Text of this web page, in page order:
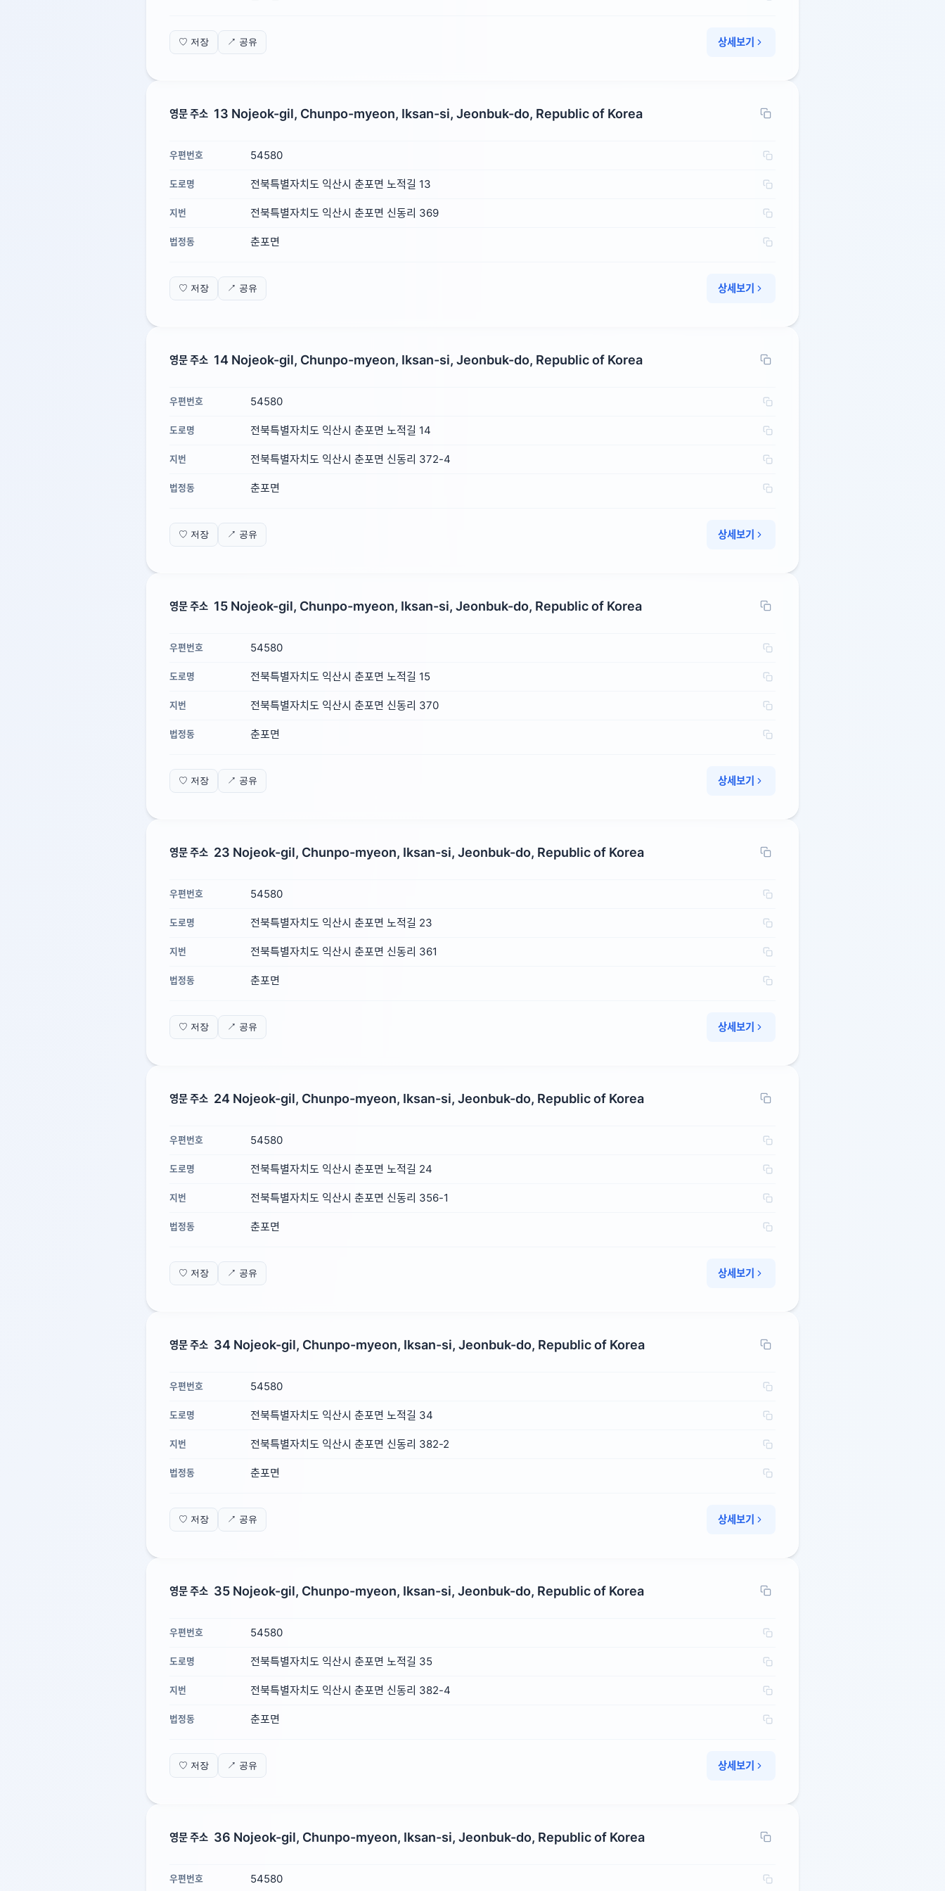
♡ 저장 ↗ 공유 상세보기
영문 주소 13 Nojeok-gil, Chunpo-myeon, Iksan-si, Jeonbuk-do, Republic of Korea
우편번호 54580
도로명 전북특별자치도 익산시 춘포면 노적길 13
지번 전북특별자치도 익산시 춘포면 신동리 369
법정동 춘포면
♡ 저장 ↗ 공유 상세보기
영문 주소 14 Nojeok-gil, Chunpo-myeon, Iksan-si, Jeonbuk-do, Republic of Korea
우편번호 54580
도로명 전북특별자치도 익산시 춘포면 노적길 14
지번 전북특별자치도 익산시 춘포면 신동리 372-4
법정동 춘포면
♡ 저장 ↗ 공유 상세보기
영문 주소 15 Nojeok-gil, Chunpo-myeon, Iksan-si, Jeonbuk-do, Republic of Korea
우편번호 54580
도로명 전북특별자치도 익산시 춘포면 노적길 15
지번 전북특별자치도 익산시 춘포면 신동리 370
법정동 춘포면
♡ 저장 ↗ 공유 상세보기
영문 주소 23 Nojeok-gil, Chunpo-myeon, Iksan-si, Jeonbuk-do, Republic of Korea
우편번호 54580
도로명 전북특별자치도 익산시 춘포면 노적길 23
지번 전북특별자치도 익산시 춘포면 신동리 361
법정동 춘포면
♡ 저장 ↗ 공유 상세보기
영문 주소 24 Nojeok-gil, Chunpo-myeon, Iksan-si, Jeonbuk-do, Republic of Korea
우편번호 54580
도로명 전북특별자치도 익산시 춘포면 노적길 24
지번 전북특별자치도 익산시 춘포면 신동리 356-1
법정동 춘포면
♡ 저장 ↗ 공유 상세보기
영문 주소 34 Nojeok-gil, Chunpo-myeon, Iksan-si, Jeonbuk-do, Republic of Korea
우편번호 54580
도로명 전북특별자치도 익산시 춘포면 노적길 34
지번 전북특별자치도 익산시 춘포면 신동리 382-2
법정동 춘포면
♡ 저장 ↗ 공유 상세보기
영문 주소 35 Nojeok-gil, Chunpo-myeon, Iksan-si, Jeonbuk-do, Republic of Korea
우편번호 54580
도로명 전북특별자치도 익산시 춘포면 노적길 35
지번 전북특별자치도 익산시 춘포면 신동리 382-4
법정동 춘포면
♡ 저장 ↗ 공유 상세보기
영문 주소 36 Nojeok-gil, Chunpo-myeon, Iksan-si, Jeonbuk-do, Republic of Korea
우편번호 54580